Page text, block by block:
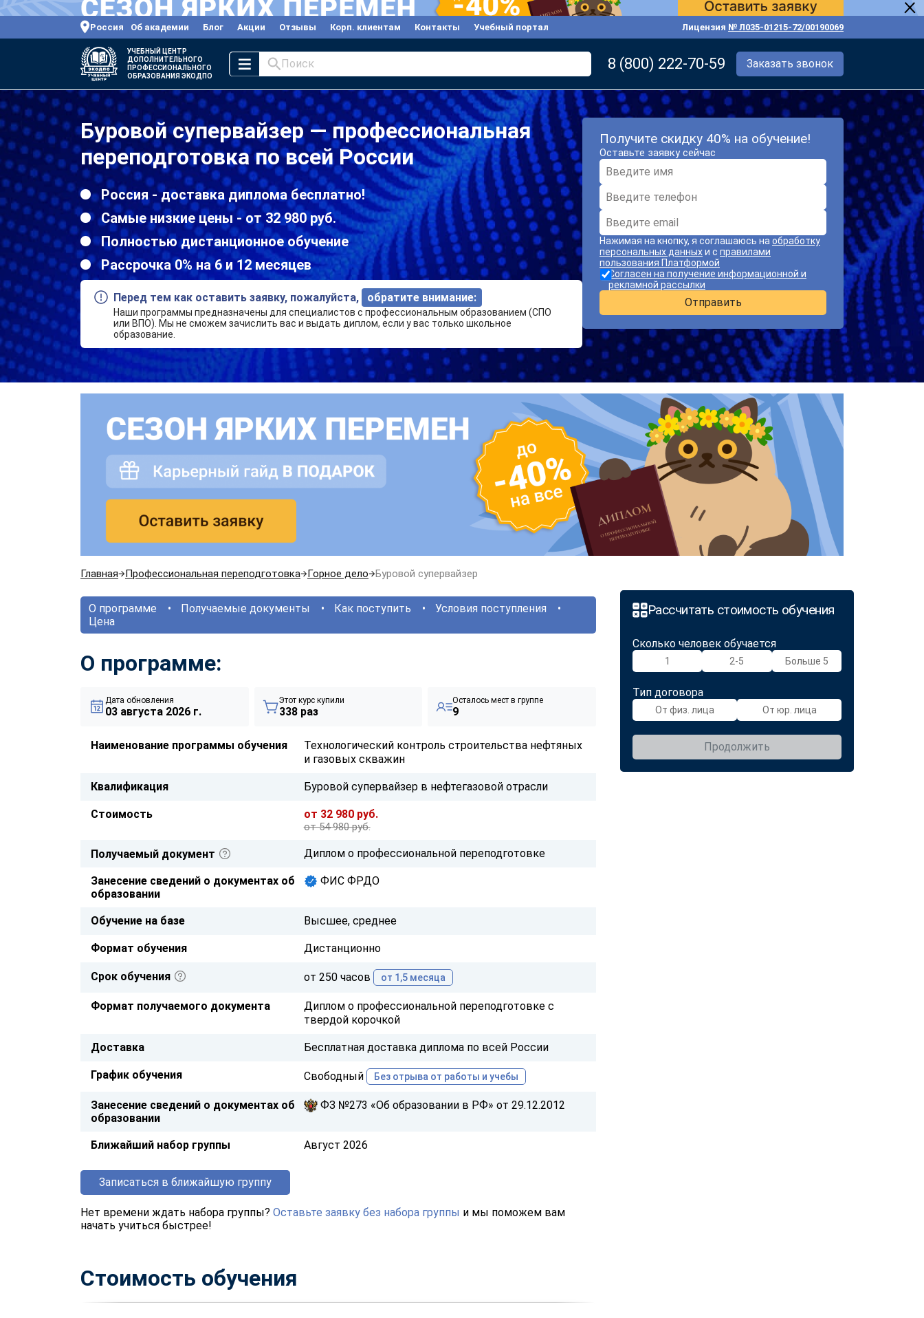
Россия Об академии Блог Акции Отзывы Корп. клиентам Контакты Учебный портал Лицензия № Л035-01215-72/00190069
УЧЕБНЫЙ ЦЕНТР
ДОПОЛНИТЕЛЬНОГО
ПРОФЕССИОНАЛЬНОГО
ОБРАЗОВАНИЯ ЭКОДПО
Поиск 8 (800) 222-70-59 Заказать звонок
Буровой супервайзер — профессиональная
переподготовка по всей России
Россия - доставка диплома бесплатно!
Самые низкие цены - от 32 980 руб.
Полностью дистанционное обучение
Рассрочка 0% на 6 и 12 месяцев
Перед тем как оставить заявку, пожалуйста, обратите внимание:
Наши программы предназначены для специалистов с профессиональным образованием (СПО
или ВПО). Мы не сможем зачислить вас и выдать диплом, если у вас только школьное
образование.
Получите скидку 40% на обучение!
Оставьте заявку сейчас
Нажимая на кнопку, я соглашаюсь на обработку
персональных данныхи с правилами
пользования Платформой
Согласен на получение информационной и
рекламной рассылки
Отправить
Главная Профессиональная переподготовка Горное дело Буровой супервайзер
Рассчитать стоимость обучения
Сколько человек обучается
1 2-5 Больше 5
Тип договора
От физ. лица От юр. лица
Продолжить
О программе Получаемые документы Как поступить
Условия поступления
Цена
О программе:
Дата обновления
03 августа 2026 г.
Этот курс купили
338 раз
Осталось мест в группе
9
Наименование программы обучения
Технологический контроль строительства нефтяных
и газовых скважин
Квалификация Буровой супервайзер в нефтегазовой отрасли
Стоимость от 32 980 руб.
от 54 980 руб.
Получаемый документ Диплом о профессиональной переподготовке
Занесение сведений о документах об
образовании
ФИС ФРДО
Обучение на базе Высшее, среднее
Формат обучения Дистанционно
Срок обучения от 250 часов от 1,5 месяца
Формат получаемого документа
Диплом о профессиональной переподготовке с
твердой корочкой
Доставка Бесплатная доставка диплома по всей России
График обучения Свободный Без отрыва от работы и учебы
Занесение сведений о документах об
образовании
ФЗ №273 «Об образовании в РФ» от 29.12.2012
Ближайший набор группы Август 2026
Записаться в ближайшую группу
Нет времени ждать набора группы? Оставьте заявку без набора группы и мы поможем вам
начать учиться быстрее!
Стоимость обучения